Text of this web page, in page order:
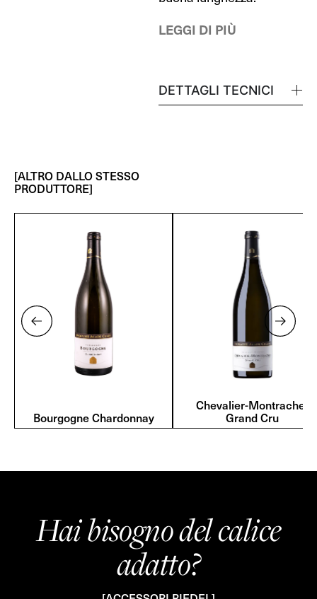
LEGGI DI PIÙ
DETTAGLI TECNICI
[ALTRO DALLO STESSO
PRODUTTORE]
Bourgogne Chardonnay
Chevalier-Montrachet
Grand Cru
Hai bisogno del calice
adatto?